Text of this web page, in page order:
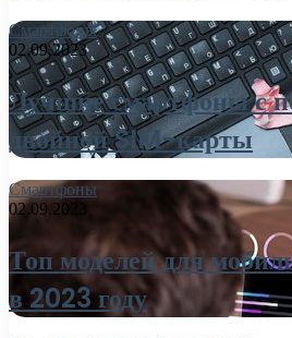
Смартфоны
02.09.2023
Лучшие смартфоны с
двойной SIM-карты
Смартфоны
02.09.2023
Топ моделей для
в 2023 году